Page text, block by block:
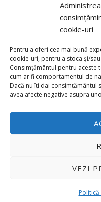
cookie-uri
Pentru a oferi cea mai bună
cookie-uri, pentru a stoca și/
Consimțământul pentru aceste
cum ar fi comportamentul de
Dacă nu îți dai consimțământul
avea afecte negative asupra
VEZI
Personalităţi locale
Organizaţii
Galerie foto
2026 - Unitatea